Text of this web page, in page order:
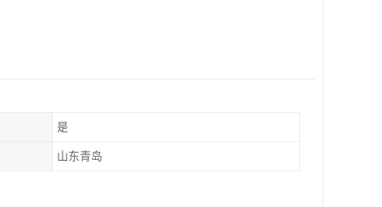
是
山东青岛